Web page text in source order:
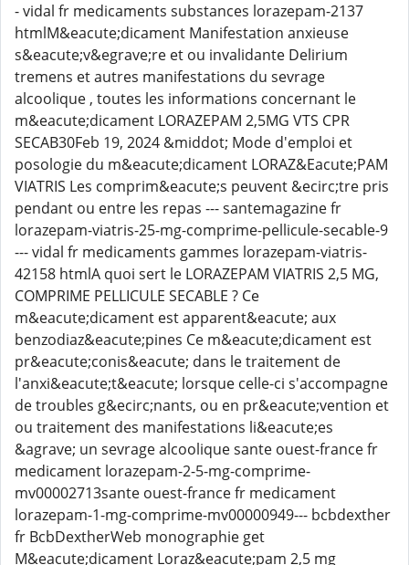
- vidal fr medicaments substances lorazepam-2137
htmlM&eacute;dicament Manifestation anxieuse
s&eacute;v&egrave;re et ou invalidante Delirium
tremens et autres manifestations du sevrage
alcoolique , toutes les informations concernant le
m&eacute;dicament LORAZEPAM 2,5MG VTS CPR
SECAB30Feb 19, 2024 &middot; Mode d'emploi et
posologie du m&eacute;dicament LORAZ&Eacute;PAM
VIATRIS Les comprim&eacute;s peuvent &ecirc;tre pris
pendant ou entre les repas --- santemagazine fr
lorazepam-viatris-25-mg-comprime-pellicule-secable-9
--- vidal fr medicaments gammes lorazepam-viatris-
42158 htmlA quoi sert le LORAZEPAM VIATRIS 2,5 MG,
COMPRIME PELLICULE SECABLE ? Ce
m&eacute;dicament est apparent&eacute; aux
benzodiaz&eacute;pines Ce m&eacute;dicament est
pr&eacute;conis&eacute; dans le traitement de
l'anxi&eacute;t&eacute; lorsque celle-ci s'accompagne
de troubles g&ecirc;nants, ou en pr&eacute;vention et
ou traitement des manifestations li&eacute;es
&agrave; un sevrage alcoolique sante ouest-france fr
medicament lorazepam-2-5-mg-comprime-
mv00002713sante ouest-france fr medicament
lorazepam-1-mg-comprime-mv00000949--- bcbdexther
fr BcbDextherWeb monographie get
M&eacute;dicament Loraz&eacute;pam 2,5 mg